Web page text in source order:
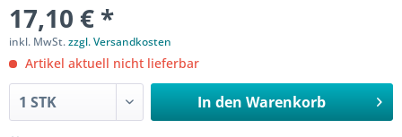
17,10 € *
inkl. MwSt.zzgl. Versandkosten
Artikel aktuell nicht lieferbar
In den Warenkorb